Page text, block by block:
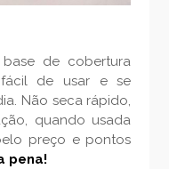
de cobertura
fácil de usar e se
Não seca rápido,
quando usada
preço e pontos
pena!